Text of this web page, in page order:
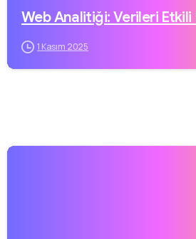
Web Analitiği: Verileri
1 Kasım 2025